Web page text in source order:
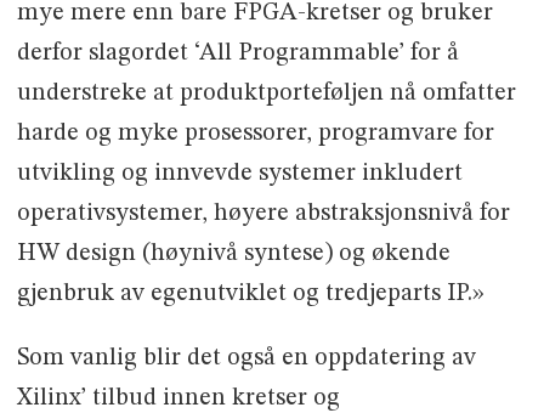
mye mere enn bare FPGA-kretser og bruker
derfor slagordet ‘All Programmable’ for å
understreke at produktporteføljen nå omfatter
harde og myke prosessorer, programvare for
utvikling og innvevde systemer inkludert
operativsystemer, høyere abstraksjonsnivå for
HW design (høynivå syntese) og økende
gjenbruk av egenutviklet og tredjeparts IP.»
Som vanlig blir det også en oppdatering av
Xilinx’ tilbud innen kretser og